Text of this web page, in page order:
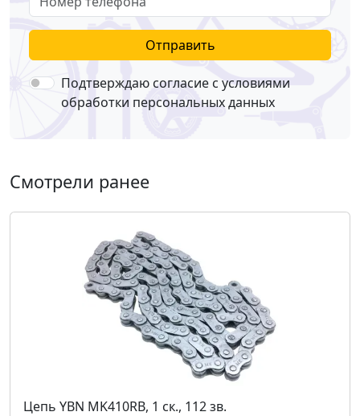
Отправить
Подтверждаю согласие с условиями
обработки персональных данных
Смотрели ранее
Цепь YBN MK410RB, 1 ск., 112 зв.